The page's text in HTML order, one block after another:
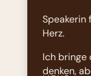
Herz.
Ich bringe
denken,